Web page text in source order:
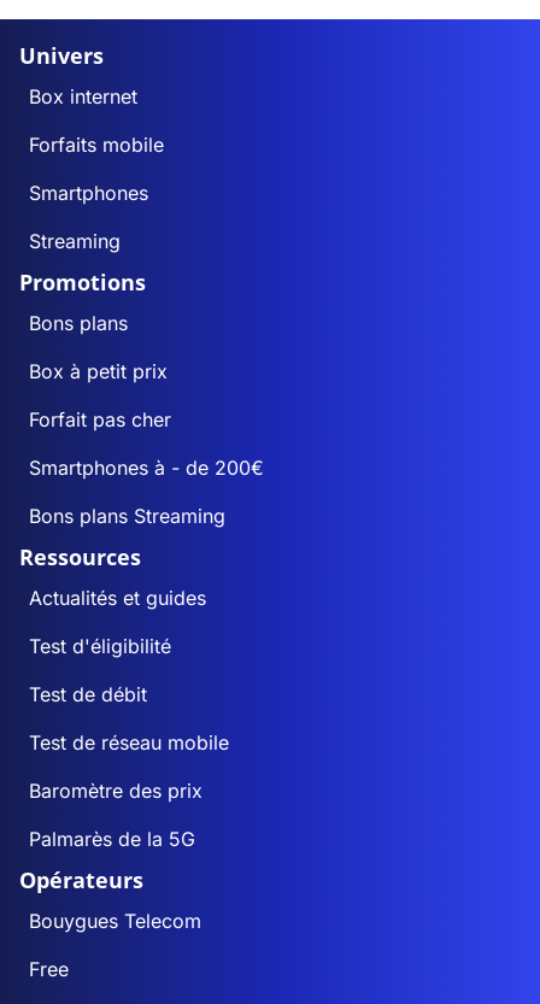
Univers
Box internet
Forfaits mobile
Smartphones
Streaming
Promotions
Bons plans
Box à petit prix
Forfait pas cher
Smartphones à - de 200€
Bons plans Streaming
Ressources
Actualités et guides
Test d'éligibilité
Test de débit
Test de réseau mobile
Baromètre des prix
Palmarès de la 5G
Opérateurs
Bouygues Telecom
Free